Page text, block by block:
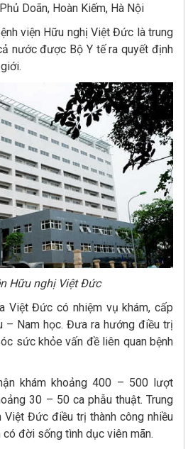
Doãn, Hoàn Kiếm, Hà Nội
viện Hữu nghị Việt Đức là trung
nước được Bộ Y tế ra quyết định
Hữu nghị Việt Đức
Việt Đức có nhiệm vụ khám, cấp
– Nam học. Đưa ra hướng điều trị
sức khỏe vấn đề liên quan bệnh
khám khoảng 400 – 500 lượt
30 – 50 ca phẫu thuật. Trung
Việt Đức điều trị thành công nhiều
có đời sống tình dục viên mãn.